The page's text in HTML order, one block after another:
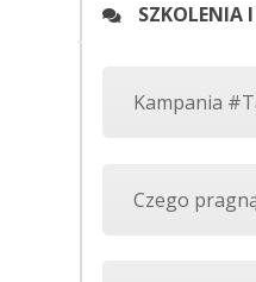
SZKOLENIA I
Kampania
Czego